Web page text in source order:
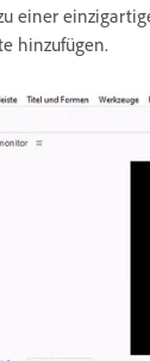
einer
hinzufügen.